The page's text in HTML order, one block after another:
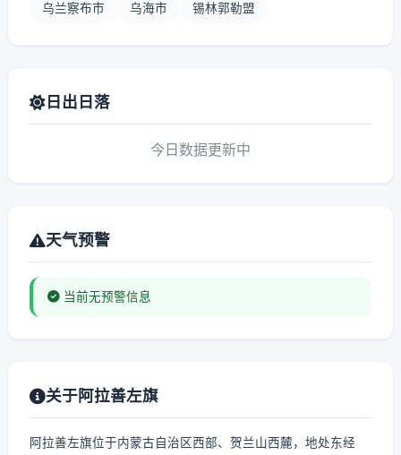
乌兰察布市 乌海市 锡林郭勒盟
日出日落
今日数据更新中
天气预警
当前无预警信息
关于阿拉善左旗
阿拉善左旗位于内蒙古自治区西部、贺兰山西麓，地处东经